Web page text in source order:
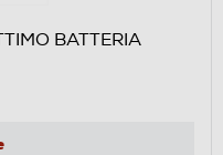
BATTERIA